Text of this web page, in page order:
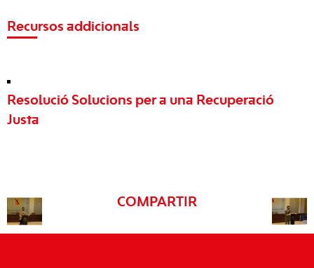
Recursos addicionals
Resolució Solucions per a una Recuperació
Justa
COMPARTIR